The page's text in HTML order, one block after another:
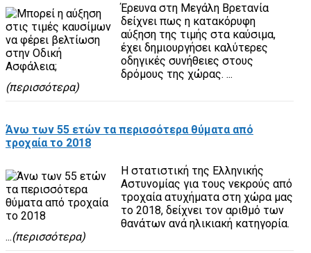
Έρευνα στη Μεγάλη Βρετανία
δείχνει πως η κατακόρυφη
αύξηση της τιμής στα καύσιμα,
έχει δημιουργήσει καλύτερες
οδηγικές συνήθειες στους
δρόμους της χώρας. ...
(περισσότερα)
Άνω των 55 ετών τα περισσότερα θύματα από
τροχαία το 2018
Η στατιστική της Ελληνικής
Αστυνομίας για τους νεκρούς από
τροχαία ατυχήματα στη χώρα μας
το 2018, δείχνει τον αριθμό των
θανάτων ανά ηλικιακή κατηγορία.
...(περισσότερα)